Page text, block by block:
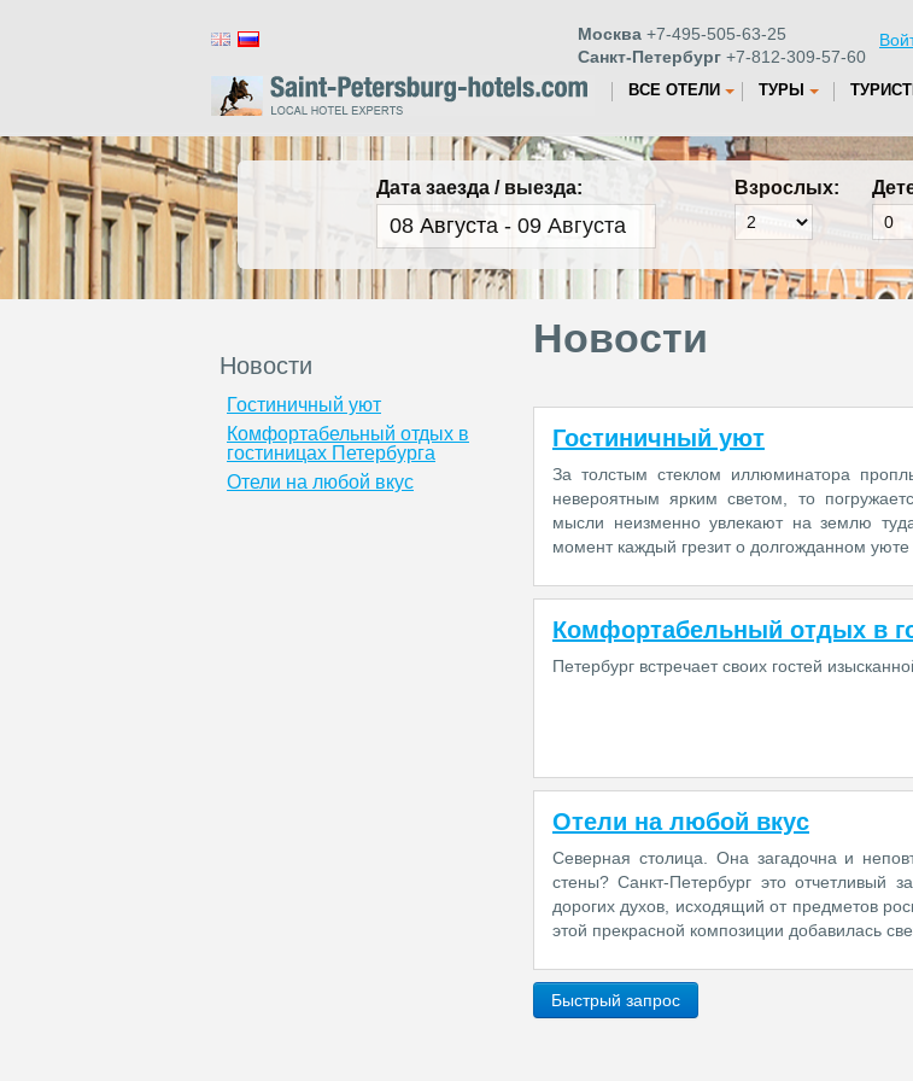
Москва +7-495-505-63-25
Санкт-Петербург +7-812-309-57-60
ВСЕ ОТЕЛИ ТУРЫ
Дата заезда / выезда: Взрослых:
Новости
Гостиничный уют
Комфортабельный отдых в
гостиницах Петербурга
Отели на любой вкус
Новости
Гостиничный уют
За толстым стеклом иллюминатора
невероятным ярким светом, то
мысли неизменно увлекают на землю
момент каждый грезит о долгожданном
Комфортабельный отдых в
Петербург встречает своих гостей
Отели на любой вкус
Северная столица. Она загадочна и
стены? Санкт-Петербург это отчетливый
дорогих духов, исходящий от предметов
этой прекрасной композиции добавилась
Быстрый запрос